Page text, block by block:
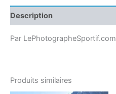
Description
Par LePhotographeSportif.com
Produits similaires